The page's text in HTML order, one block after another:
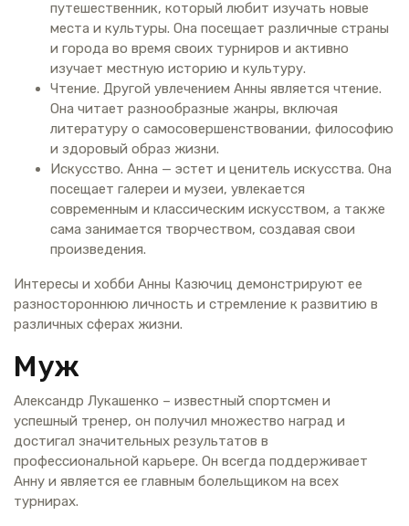
путешественник, который любит изучать новые
места и культуры. Она посещает различные страны
и города во время своих турниров и активно
изучает местную историю и культуру.
Чтение. Другой увлечением Анны является чтение.
Она читает разнообразные жанры, включая
литературу о самосовершенствовании, философию
и здоровый образ жизни.
Искусство. Анна — эстет и ценитель искусства. Она
посещает галереи и музеи, увлекается
современным и классическим искусством, а также
сама занимается творчеством, создавая свои
произведения.
Интересы и хобби Анны Казючиц демонстрируют ее
разностороннюю личность и стремление к развитию в
различных сферах жизни.
Муж
Александр Лукашенко – известный спортсмен и
успешный тренер, он получил множество наград и
достигал значительных результатов в
профессиональной карьере. Он всегда поддерживает
Анну и является ее главным болельщиком на всех
турнирах.